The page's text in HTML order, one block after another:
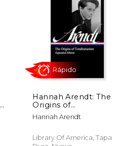
$ 24.00 15%
Hannah Arendt: The
Origins of
Totalitarianism
Expanded Edition (Loa
Hannah Arendt
Library Of America, Tapa